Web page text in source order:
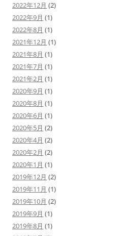
2022年12月 (2)
2022年9月 (1)
2022年8月 (1)
2021年12月 (1)
2021年8月 (1)
2021年7月 (1)
2021年2月 (1)
2020年9月 (1)
2020年8月 (1)
2020年6月 (1)
2020年5月 (2)
2020年4月 (2)
2020年2月 (2)
2020年1月 (1)
2019年12月 (2)
2019年11月 (1)
2019年10月 (2)
2019年9月 (1)
2019年8月 (1)